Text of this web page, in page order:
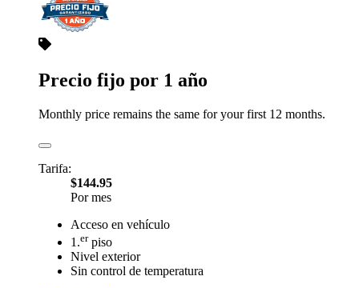
Precio fijo por 1 año
Monthly price remains the same for your first 12 months.
Tarifa:
$144.95
Por mes
Acceso en vehículo
1.erpiso
Nivel exterior
Sin control de temperatura